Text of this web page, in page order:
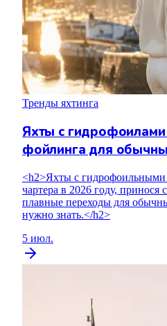
Тренды яхтинга
Яхты с
фойлинга для
<h2>Яхты с гидрофоильными
чартера в 2026 году, принося
плавные переходы для
нужно знать.</h2>
5 июл.